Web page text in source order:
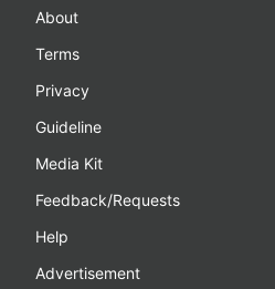
About
Terms
Privacy
Guideline
Media Kit
Feedback/Requests
Help
Advertisement